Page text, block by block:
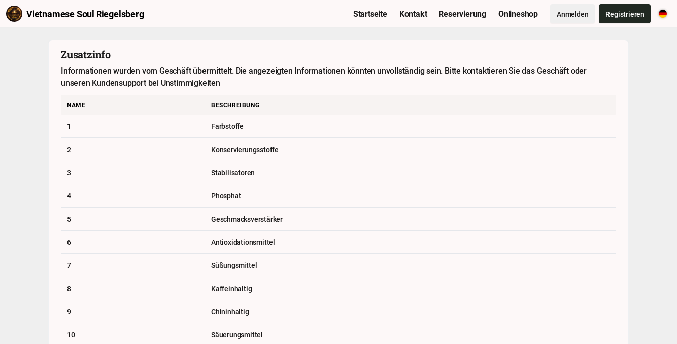
Vietnamese Soul Riegelsberg Startseite Kontakt Reservierung Onlineshop Anmelden Registrieren
Zusatzinfo
Informationen wurden vom Geschäft übermittelt. Die angezeigten Informationen könnten unvollständig sein. Bitte kontaktieren Sie das Geschäft oder
unseren Kundensupport bei Unstimmigkeiten
NAME BESCHREIBUNG
1 Farbstoffe
2 Konservierungsstoffe
3 Stabilisatoren
4 Phosphat
5 Geschmacksverstärker
6 Antioxidationsmittel
7 Süßungsmittel
8 Kaffeinhaltig
9 Chininhaltig
10 Säuerungsmittel